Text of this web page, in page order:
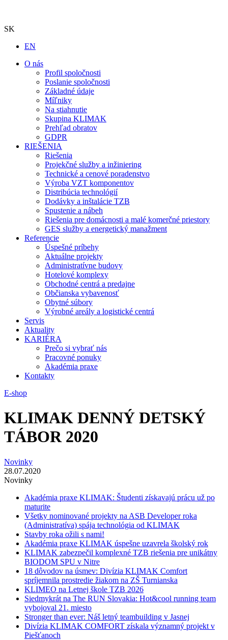
SK
EN
O nás
Profil spoločnosti
Poslanie spoločnosti
Základné údaje
Míľniky
Na stiahnutie
Skupina KLIMAK
Prehľad obratov
GDPR
RIEŠENIA
Riešenia
Projekčné služby a inžiniering
Technické a cenové poradenstvo
Výroba VZT komponentov
Distribúcia technológií
Dodávky a inštalácie TZB
Spustenie a nábeh
Riešenia pre domácnosti a malé komerčné priestory
GES služby a energetický manažment
Referencie
Úspešné príbehy
Aktuálne projekty
Administratívne budovy
Hotelové komplexy
Obchodné centrá a predajne
Občianska vybavenosť
Obytné súbory
Výrobné areály a logistické centrá
Servis
Aktuality
KARIÉRA
Prečo si vybrať nás
Pracovné ponuky
Akadémia praxe
Kontakty
E-shop
KLIMAK DENNÝ DETSKÝ
TÁBOR 2020
Novinky
28.07.2020
Novinky
Akadémia praxe KLIMAK: Študenti získavajú prácu už po
maturite
Všetky nominované projekty na ASB Developer roka
(Administratíva) spája technológia od KLIMAK
Stavby roka ožili s nami!
Akadémia praxe KLIMAK úspešne uzavrela školský rok
KLIMAK zabezpečil komplexné TZB riešenia pre unikátny
BIODOM SPU v Nitre
18 dôvodov na úsmev: Divízia KLIMAK Comfort
spríjemnila prostredie žiakom na ZŠ Turnianska
KLIMEO na Letnej škole TZB 2026
Siedmykrát na The RUN Slovakia: Hot&cool running team
vybojoval 21. miesto
Stronger than ever: Náš letný teambuilding v Jasnej
Divízia KLIMAK COMFORT získala významný projekt v
Piešťanoch